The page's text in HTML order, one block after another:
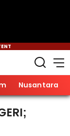
Nusantara